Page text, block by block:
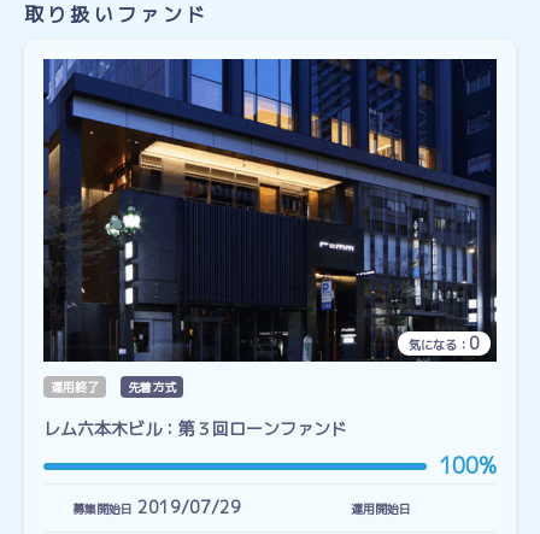
取り扱いファンド
気になる： 0
運用終了 先着方式
レム六本木ビル：第３回ローンファンド
100%
募集開始日 2019/07/29 運用開始日